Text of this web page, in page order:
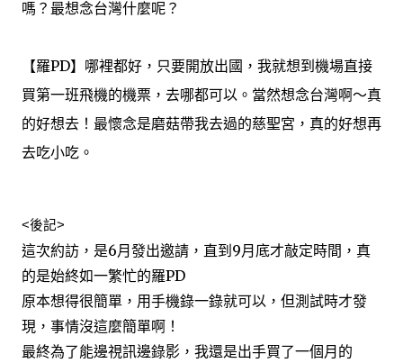
嗎？最想念台灣什麼呢？
【羅PD】哪裡都好，只要開放出國，我就想到機場直接
買第一班飛機的機票，去哪都可以。當然想念台灣啊～真
的好想去！最懷念是磨菇帶我去過的慈聖宮，真的好想再
去吃小吃。
<後記>
這次約訪，是6月發出邀請，直到9月底才敲定時間，真
的是始終如一繁忙的羅PD
原本想得很簡單，用手機錄一錄就可以，但測試時才發
現，事情沒這麼簡單啊！
最終為了能邊視訊邊錄影，我還是出手買了一個月的